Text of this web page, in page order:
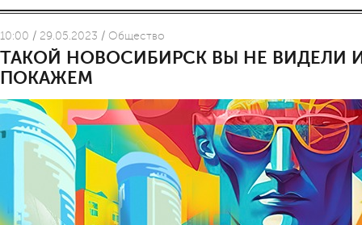
10:00 / 29.05.2023 / Общество
ТАКОЙ НОВОСИБИРСК ВЫ НЕ ВИДЕЛИ
ПОКАЖЕМ